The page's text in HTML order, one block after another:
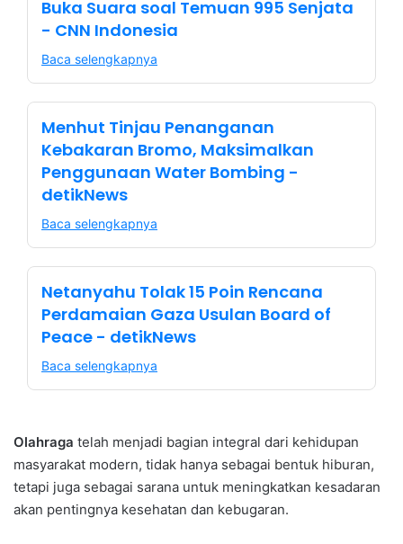
Buka Suara soal Temuan 995 Senjata
- CNN Indonesia
Baca selengkapnya
Menhut Tinjau Penanganan
Kebakaran Bromo, Maksimalkan
Penggunaan Water Bombing -
detikNews
Baca selengkapnya
Netanyahu Tolak 15 Poin Rencana
Perdamaian Gaza Usulan Board of
Peace - detikNews
Baca selengkapnya
Olahraga telah menjadi bagian integral dari kehidupan
masyarakat modern, tidak hanya sebagai bentuk hiburan,
tetapi juga sebagai sarana untuk meningkatkan kesadaran
akan pentingnya kesehatan dan kebugaran.